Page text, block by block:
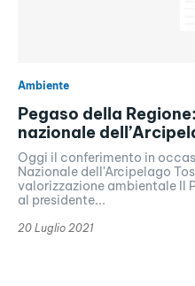
Ambiente
Pegaso della
nazionale
Oggi il conferimento in
Nazionale dell'Arcipelago
valorizzazione ambientale Il
al presidente...
20 Luglio 2021